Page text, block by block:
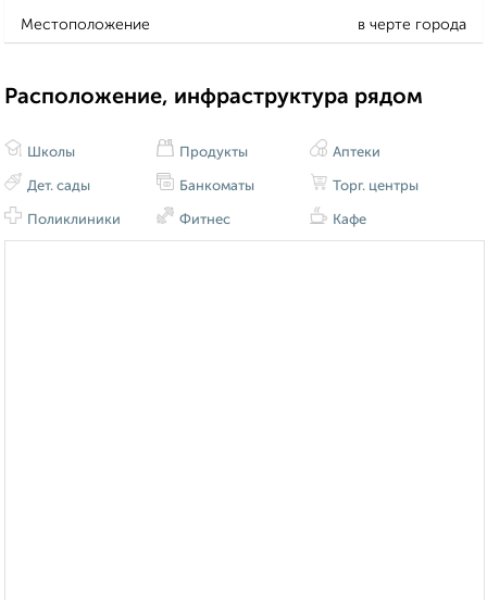
Местоположение в черте города
Расположение, инфраструктура рядом
Школы
Дет. сады
Поликлиники
Продукты
Банкоматы
Фитнес
Аптеки
Торг. центры
Кафе